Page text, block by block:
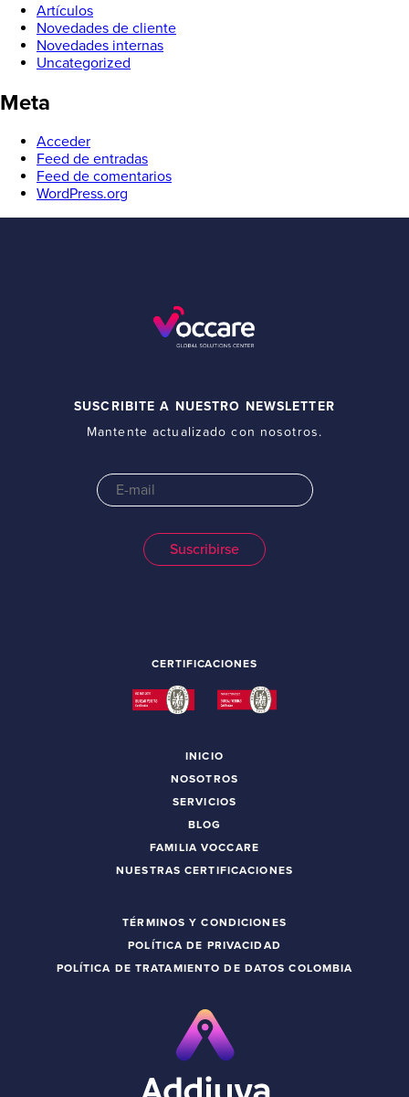
Artículos
Novedades de cliente
Novedades internas
Uncategorized
Meta
Acceder
Feed de entradas
Feed de comentarios
WordPress.org
INICIO
NOSOTROS
SERVICIOS
BLOG
FAMILIA VOCCARE
NUESTRAS CERTIFICACIONES
TÉRMINOS Y CONDICIONES
POLÍTICA DE PRIVACIDAD
POLÍTICA DE TRATAMIENTO DE DATOS COLOMBIA
SUSCRIBITE A NUESTRO NEWSLETTER
Mantente actualizado con nosotros.
CERTIFICACIONES